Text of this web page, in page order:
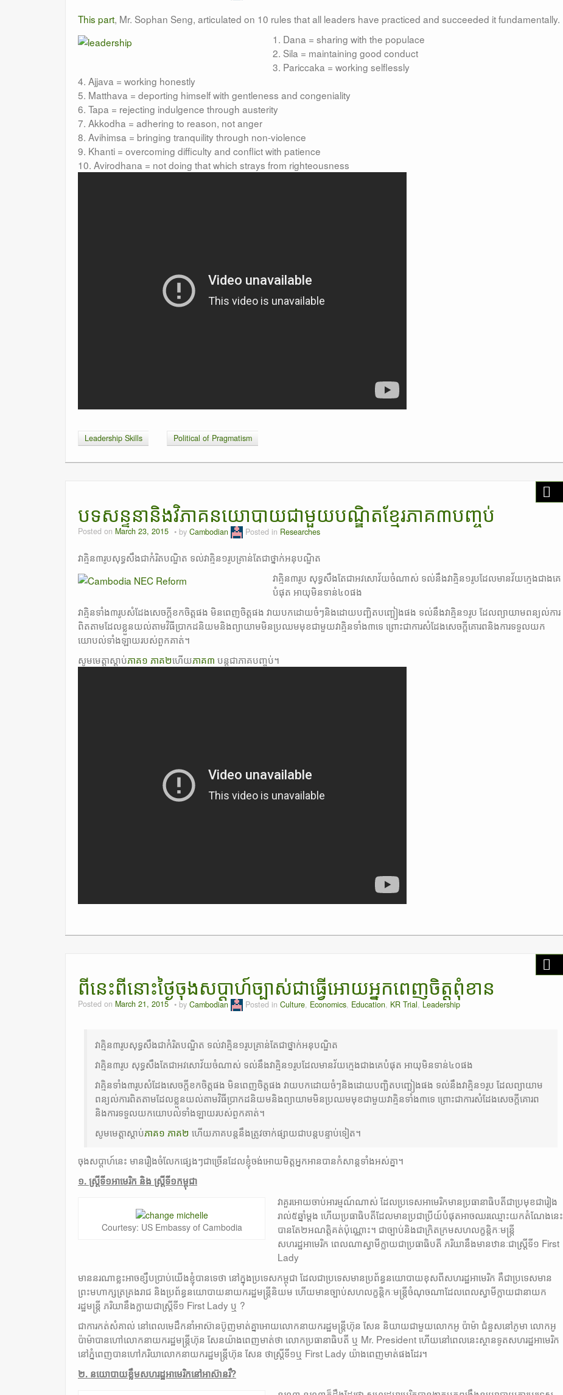
This part, Mr. Sophan Seng, articulated on 10 rules that all leaders have practiced and succeeded it fundamentally.
1. Dana = sharing with the populace
2. Sila = maintaining good conduct
3. Pariccaka = working selflessly
4. Ajjava = working honestly
5. Matthava = deporting himself with gentleness and congeniality
6. Tapa = rejecting indulgence through austerity
7. Akkodha = adhering to reason, not anger
8. Avihimsa = bringing tranquility through non-violence
9. Khanti = overcoming difficulty and conflict with patience
10. Avirodhana = not doing that which strays from righteousness
Leadership Skills Political of Pragmatism
បទសន្ទនានិងវិភាគនយោបាយជាមួយបណ្ឌិតខ្មែរភាគ៣បញ្ចប់
Posted on March 23, 2015 by Cambodian Posted in Researches
វាគ្មិន៣រូបសុទ្ធសឹងជាកំរិតបណ្ឌិត ទល់វាគ្មិន១រូបគ្រាន់តែជាថ្នាក់អនុបណ្ឌិត
វាគ្មិន៣រូប សុទ្ធសឹងតែជាអវសោវ័យចំណាស់ ទល់នឹងវាគ្មិន១រូបដែលមានវ័យក្មេងជាងគេ
បំផុត អាយុមិនទាន់៤០ផង
វាគ្មិនទាំង៣រូបសំដែងសេចក្តីខកចិត្តផង មិនពេញចិត្តផង វាយបកដោយចំៗនិងដោយបញ្ឆិតបញ្ឆៀងផង ទល់នឹងវាគ្មិន១រូប ដែលព្យាយាមពន្យល់ការ
ពិតតាមដែលខ្លួនយល់តាមវិធីប្រាកដនិយមនិងព្យាយាមមិនប្រឈមមុខជាមួយវាគ្មិនទាំង៣ទេ ព្រោះជាការសំដែងសេចក្តីគោរពនិងការទទួលយក
យោបល់ទាំងឡាយរបស់ពួកគាត់។
សូមមេត្តាស្តាប់ភាគ១ ភាគ២ហេីយភាគ៣ បន្តជាភាគបញ្ចប់។
ពីនេះពីនោះថ្ងៃចុងសប្តាហ៍ច្បាស់ជាធ្វេីអោយអ្នកពេញចិត្តពុំខាន
Posted on March 21, 2015 by Cambodian Posted in Culture Economics Education KR Trial Leadership
វាគ្មិន៣រូបសុទ្ធសឹងជាកំរិតបណ្ឌិត ទល់វាគ្មិន១រូបគ្រាន់តែជាថ្នាក់អនុបណ្ឌិត
វាគ្មិន៣រូប សុទ្ធសឹងតែជាអវសោវ័យចំណាស់ ទល់នឹងវាគ្មិន១រូបដែលមានវ័យក្មេងជាងគេបំផុត អាយុមិនទាន់៤០ផង
វាគ្មិនទាំង៣រូបសំដែងសេចក្តីខកចិត្តផង មិនពេញចិត្តផង វាយបកដោយចំៗនិងដោយបញ្ឆិតបញ្ឆៀងផង ទល់នឹងវាគ្មិន១រូប ដែលព្យាយាម
ពន្យល់ការពិតតាមដែលខ្លួនយល់តាមវិធីប្រាកដនិយមនិងព្យាយាមមិនប្រឈមមុខជាមួយវាគ្មិនទាំង៣ទេ ព្រោះជាការសំដែងសេចក្តីគោរព
និងការទទួលយកយោបល់ទាំងឡាយរបស់ពួកគាត់។
សូមមេត្តាស្តាប់ភាគ១ ភាគ២ ហេីយភាគបន្តនឹងត្រូវចាក់ផ្សាយជាបន្តបន្ទាប់ទៀត។
ចុងសប្តាហ៍នេះ មានរឿងចំលែកផ្សេងៗជាច្រេីនដែលខ្ញុំចង់អោយមិត្តអ្នកអានបានកំសាន្តទាំងអស់គ្នា។
១. ស្ត្រីទី១អាមេរិក និង ស្ត្រីទី១កម្ពុជា
Courtesy: US Embassy of Cambodia
វាគួរអោយចាប់អារម្មណ៍ណាស់ ដែលប្រទេសអាមេរិកមានប្រធានាធិបតីជាប្រមុខជារៀង
រាល់៥ឆ្នាំម្តង ហេីយប្រធាធិបតីដែលមានប្រជាប្រីយ៍បំផុតអាចឈរឈ្មោះយកតំណែងនេះ
បានតែ២អណត្តិគត់ប៉ុណ្ណោះ។ ជាច្បាប់និងជាក្រិតក្រមសហលក្ខន្តិកៈមន្ត្រី
សហរដ្ឋអាមេរិក ពេលណាស្វាមីក្លាយជាប្រធាធិបតី ភរិយានឹងមានឋានៈជាស្រ្តីទី១ First
Lady
មាននរណាខ្លះអាចខ្សឹបប្រាប់យេីងខ្ញុំបានទេថា នៅក្នុងប្រទេសកម្ពុជា ដែលជាប្រទេសមានប្រព័ន្ធនយោបាយខុសពីសហរដ្ឋអាមេរិក គឺជាប្រទេសមាន
ព្រះមហាក្សត្រគ្រងរាជ និងប្រព័ន្ធនយោបាយនាយករដ្ឋមន្ត្រីនិយម ហេីយមានច្បាប់សហលក្ខន្តិកៈមន្រ្តីចំណុចណាដែលពេលស្វាមីក្លាយជានាយក
រដ្ឋមន្រ្តី ភរិយានឹងក្លាយជាស្ត្រីទី១ First Lady ឬ ?
ជាការកត់សំគាល់ នៅពេលមេដឹកនាំអាស៊ានប៊ូញមាត់គ្នាអោយលោកនាយករដ្ឋមន្រ្តីហ៊ុន សែន និយាយជាមួយលោកអូ ប៉ាម៉ា ជំនួសនៅភូមា លោកអូ
ប៉ាម៉ាបានហៅលោកនាយករដ្ឋមន្ត្រីហ៊ុន សែនយ៉ាងពេញមាត់ថា លោកប្រធានាធិបតី ឬ Mr. President ហេីយនៅពេលនេះស្ថានទូតសហរដ្ឋអាមេរិក
នៅភ្នំពេញបានហៅភរិយាលោកនាយករដ្ឋមន្ត្រីហ៊ុន សែន ថាស្ត្រីទី១ឬ First Lady យ៉ាងពេញមាត់ផងដែរ។
២. នយោបាយខ្លឹមសហរដ្ឋអាមេរិកនៅអាស៊ានរឺ?